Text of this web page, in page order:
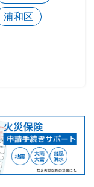
浦和区